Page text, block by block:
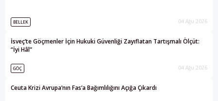
BELLEK 04 Ağu 2026
İsveç’te Göçmenler İçin Hukuki Güvenliği Zayıflatan Tartışmalı Ölçüt:
“İyi Hâl”
GÖÇ 04 Ağu 2026
Ceuta Krizi Avrupa’nın Fas’a Bağımlılığını Açığa Çıkardı